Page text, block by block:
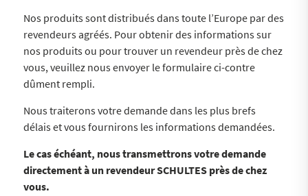
Nos produits sont distribués dans toute l’Europe par des
revendeurs agréés. Pour obtenir des informations sur
nos produits ou pour trouver un revendeur près de chez
vous, veuillez nous envoyer le formulaire ci-contre
dûment rempli.
Nous traiterons votre demande dans les plus brefs
délais et vous fournirons les informations demandées.
Le cas échéant, nous transmettrons votre demande
directement à un revendeur SCHULTES près de chez
vous.